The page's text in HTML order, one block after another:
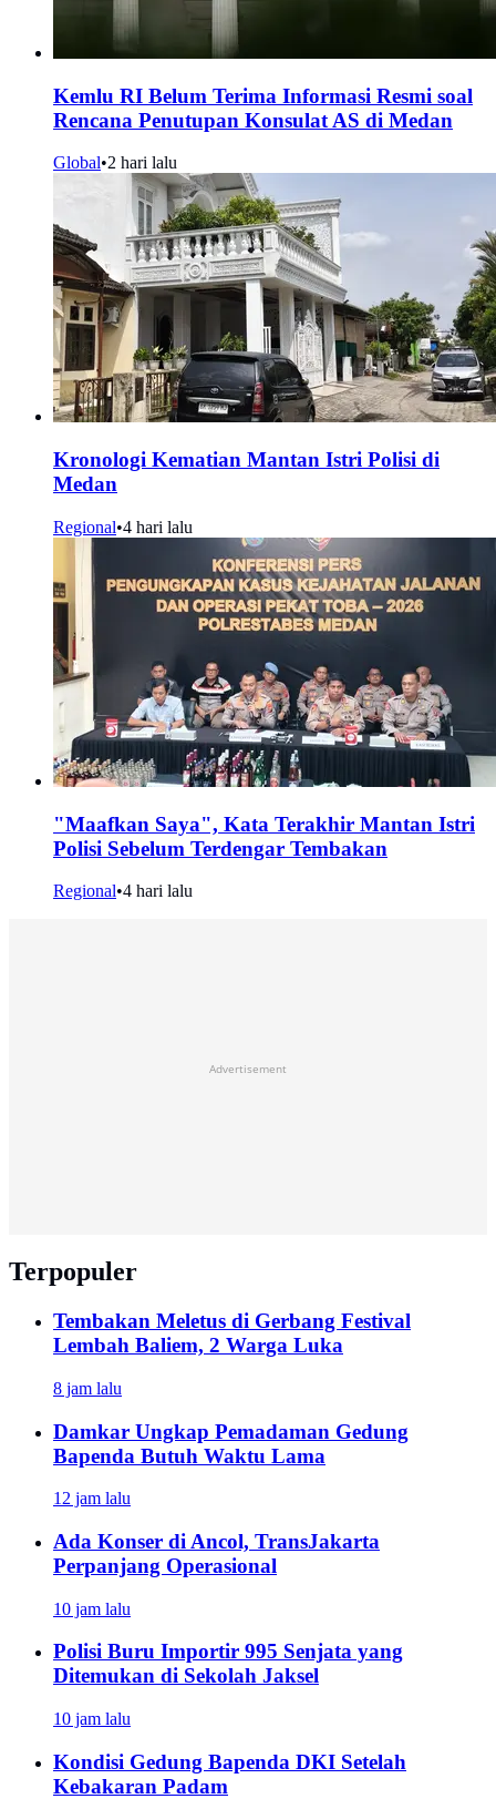
Kemlu RI Belum Terima Informasi Resmi soal
Rencana Penutupan Konsulat AS di Medan
Global•2 hari lalu
Kronologi Kematian Mantan Istri Polisi di
Medan
Regional•4 hari lalu
"Maafkan Saya", Kata Terakhir Mantan Istri
Polisi Sebelum Terdengar Tembakan
Regional•4 hari lalu
Advertisement
Terpopuler
Tembakan Meletus di Gerbang Festival
Lembah Baliem, 2 Warga Luka
8 jam lalu
Damkar Ungkap Pemadaman Gedung
Bapenda Butuh Waktu Lama
12 jam lalu
Ada Konser di Ancol, TransJakarta
Perpanjang Operasional
10 jam lalu
Polisi Buru Importir 995 Senjata yang
Ditemukan di Sekolah Jaksel
10 jam lalu
Kondisi Gedung Bapenda DKI Setelah
Kebakaran Padam